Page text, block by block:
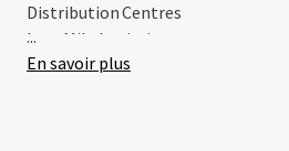
Distribution Centres
Last Mile Logistics
Trade/Industrial Retail and more
...
En savoir plus